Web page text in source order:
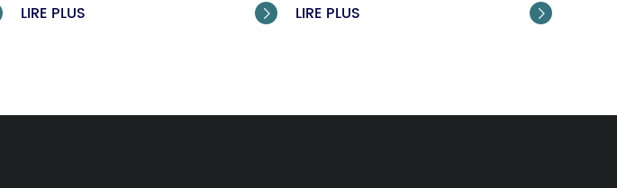
LIRE PLUS  LIRE PLUS 